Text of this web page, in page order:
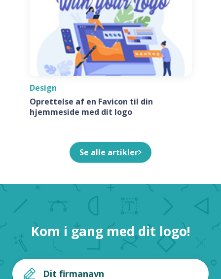
Design
Oprettelse af en Favicon til din
hjemmeside med dit logo
Se alle artikler
Kom i gang med dit logo!